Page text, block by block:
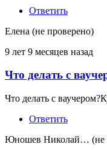
Ответить
Елена (не проверено)
9 лет 9 месяцев назад
Что делать с
Что делать с
Ответить
Юношев Николай… (не